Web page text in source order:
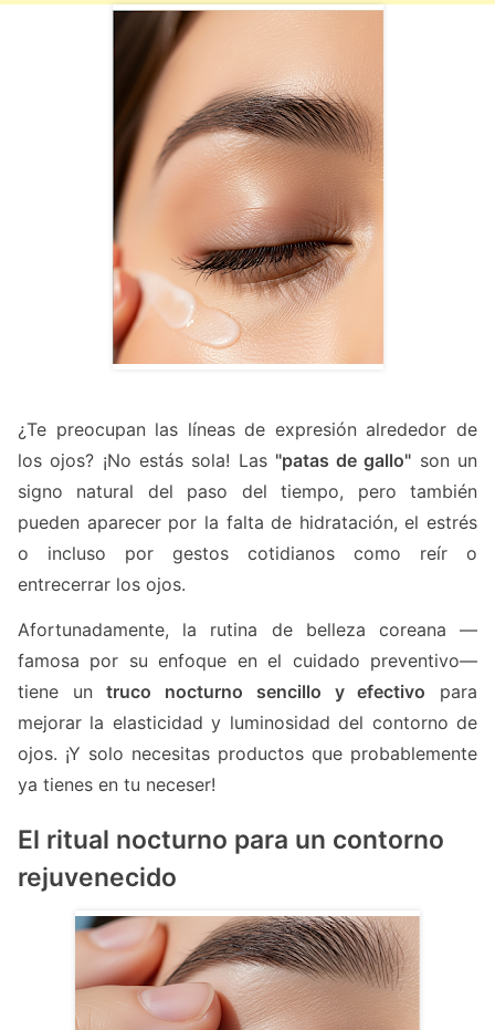
¿Te preocupan las líneas de expresión alrededor de
los ojos? ¡No estás sola! Las "patas de gallo" son un
signo natural del paso del tiempo, pero también
pueden aparecer por la falta de hidratación, el estrés
o incluso por gestos cotidianos como reír o
entrecerrar los ojos.
Afortunadamente, la rutina de belleza coreana —
famosa por su enfoque en el cuidado preventivo—
tiene untruco nocturno sencillo y efectivo para
mejorar la elasticidad y luminosidad del contorno de
ojos. ¡Y solo necesitas productos que probablemente
ya tienes en tu neceser!
El ritual nocturno para un contorno
rejuvenecido